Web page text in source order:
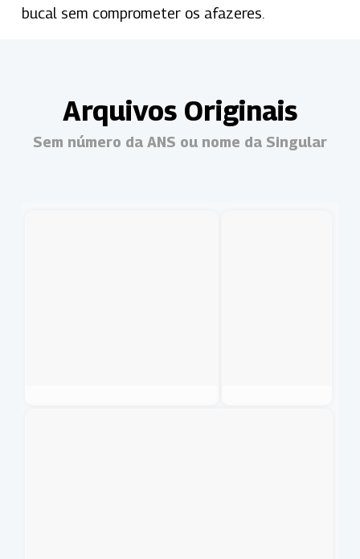
bucal sem comprometer os afazeres.
Arquivos Originais
Sem número da ANS ou nome da Singular